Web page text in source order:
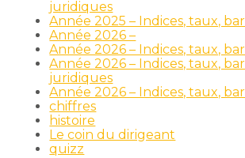
juridiques
Année 2025 – Indices, taux,
Année 2026 –
Année 2026 – Indices, taux,
Année 2026 – Indices, taux,
juridiques
Année 2026 – Indices, taux,
chiffres
histoire
Le coin du dirigeant
quizz